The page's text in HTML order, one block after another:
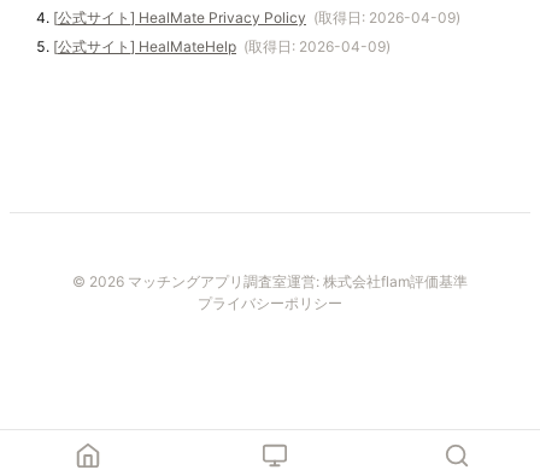
[公式サイト ] HealMate Privacy Policy (取得日: 2026-04-09)
[公式サイト ] HealMateHelp (取得日: 2026-04-09)
© 2026 マッチングアプリ調査室運営: 株式会社flam評価基準
プライバシーポリシー